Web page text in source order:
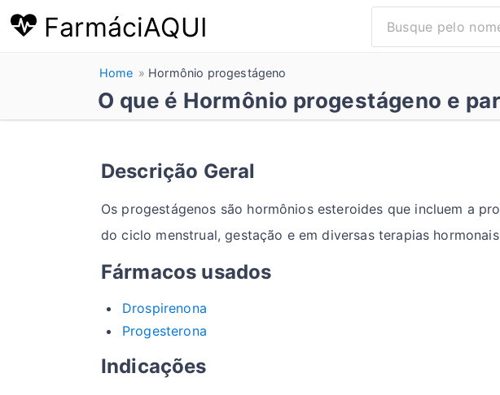
FarmáciAQUI
Home Hormônio progestágeno
O que é Hormônio progestágeno e
Descrição Geral
Os progestágenos são hormônios esteroides que incluem a
do ciclo menstrual, gestação e em diversas terapias
Fármacos usados
Drospirenona
Progesterona
Indicações